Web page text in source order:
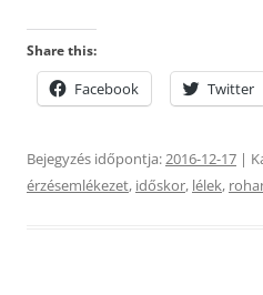
Share this:
Facebook Twitter
Bejegyzés időpontja:2016-12-17 |
érzésemlékezet, időskor, lélek,